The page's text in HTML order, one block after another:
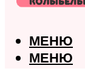
МЕНЮ
МЕНЮ